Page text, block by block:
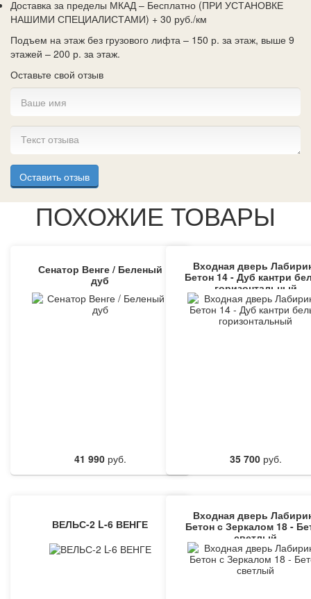
Доставка за пределы МКАД – Бесплатно (ПРИ УСТАНОВКЕ
НАШИМИ СПЕЦИАЛИСТАМИ) + 30 руб./км
Подъем на этаж без грузового лифта – 150 р. за этаж, выше 9
этажей – 200 р. за этаж.
Оставьте свой отзыв
Оставить отзыв
ПОХОЖИЕ ТОВАРЫ
Сенатор Венге / Беленый
дуб
41 990руб.
Входная дверь
Бетон 14 - Дуб кантри
горизонтальный
35 700руб.
ВЕЛЬС-2 L-6 ВЕНГЕ
Входная дверь
Бетон с Зеркалом 18 -
светлый